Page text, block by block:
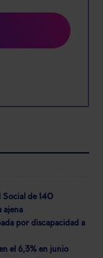
Social de 140
ajena
por discapacidad a
el 6,3% en junio